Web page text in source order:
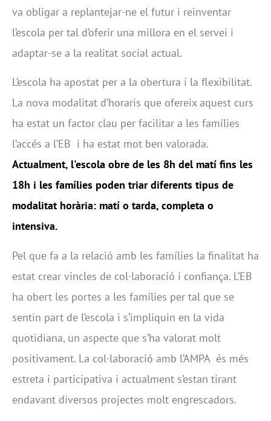
va obligar a replantejar-ne el futur i reinventar
l’escola per tal d’oferir una millora en el servei i
adaptar-se a la realitat social actual.
L’escola ha apostat per a la obertura i la flexibilitat.
La nova modalitat d’horaris que ofereix aquest curs
ha estat un factor clau per facilitar a les famílies
l’accés a l’EB i ha estat mot ben valorada.
Actualment, l'escola obre de les 8h del matí fins les
18h i les famílies poden triar diferents tipus de
modalitat horària: matí o tarda, completa o
intensiva.
Pel que fa a la relació amb les famílies la finalitat ha
estat crear vincles de col·laboració i confiança. L’EB
ha obert les portes a les famílies per tal que se
sentin part de l’escola i s’impliquin en la vida
quotidiana, un aspecte que s’ha valorat molt
positivament. La col·laboració amb l’AMPA és més
estreta i participativa i actualment s’estan tirant
endavant diversos projectes molt engrescadors.